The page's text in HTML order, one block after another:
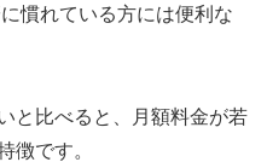
慣れている方には便利な
と比べると、月額料金が若
徴です。